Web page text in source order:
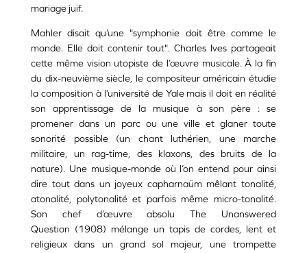
mariage juif.
Mahler disait qu’une "symphonie doit être comme le
monde. Elle doit contenir tout". Charles Ives partageait
cette même vision utopiste de l’œuvre musicale. À la fin
du dix-neuvième siècle, le compositeur américain étudie
la composition à l’université de Yale mais il doit en réalité
son apprentissage de la musique à son père : se
promener dans un parc ou une ville et glaner toute
sonorité possible (un chant luthérien, une marche
militaire, un rag-time, des klaxons, des bruits de la
nature). Une musique-monde où l’on entend pour ainsi
dire tout dans un joyeux capharnaüm mêlant tonalité,
atonalité, polytonalité et parfois même micro-tonalité.
Son chef d’œuvre absolu The Unanswered
Question (1908) mélange un tapis de cordes, lent et
religieux dans un grand sol majeur, une trompette